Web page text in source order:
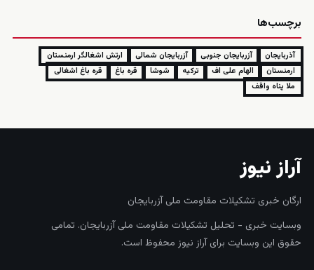
برچسب‌ها
آذربایجان آزربایجان جنوبی آزربایجان شمالی
ارتش اشغالگر ارمنستان
ارمنستان
الهام علی اف ترکیه شوشا قره باغ
قره باغ اشغالی
ملا پناه واقف
آراز نیوز
ارگان خبری تشکیلات مقاومت ملی آزربایجان
وبسایت خبری - تحلیل تشکیلات مقاومت ملی آزربایجان. تمامی
حقوق این وبسایت برای آراز نیوز محفوظ است.